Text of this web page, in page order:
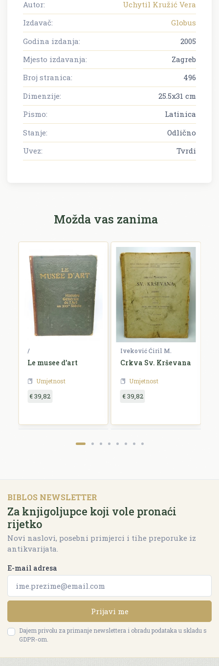
Autor:
Uchytil Kružić Vera
Izdavač:
Globus
Godina izdanja:
2005
Mjesto izdavanja:
Zagreb
Broj stranica:
496
Dimenzije:
25.5x31 cm
Pismo:
Latinica
Stanje:
Odlično
Uvez:
Tvrdi
Možda vas zanima
/
Le musee d'art
Umjetnost
€ 39,82
Iveković Ćiril M.
Crkva Sv. Krševana
Umjetnost
€ 39,82
BIBLOS NEWSLETTER
Za knjigoljupce koji vole pronaći
rijetko
Novi naslovi, posebni primjerci i tihe preporuke iz
antikvarijata.
E-mail adresa
Prijavi me
Dajem privolu za primanje newslettera i obradu podataka u skladu s
GDPR-om.